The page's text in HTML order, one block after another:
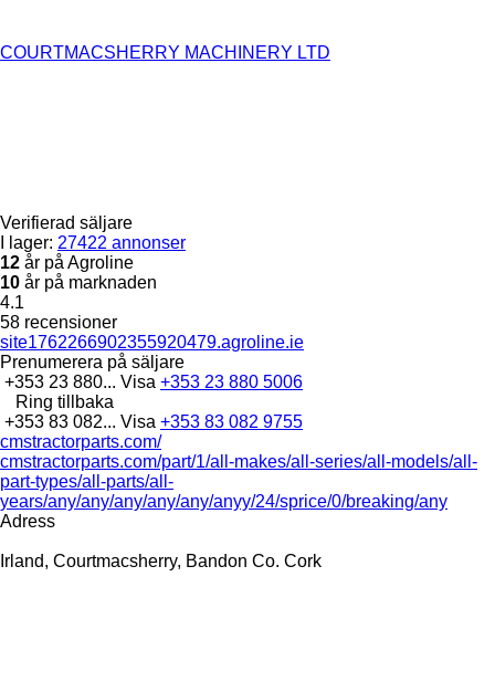
COURTMACSHERRY MACHINERY LTD
Verifierad säljare
I lager: 27422 annonser
12 år på Agroline
10 år på marknaden
4.1
58 recensioner
site1762266902355920479.agroline.ie
Prenumerera på säljare
+353 23 880... Visa +353 23 880 5006
Ring tillbaka
+353 83 082... Visa +353 83 082 9755
cmstractorparts.com/
cmstractorparts.com/part/1/all-makes/all-series/all-models/all-
part-types/all-parts/all-
years/any/any/any/any/any/anyy/24/sprice/0/breaking/any
Adress
Irland, Courtmacsherry, Bandon Co. Cork